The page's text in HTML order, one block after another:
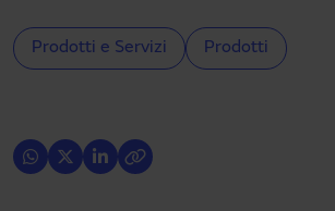
Prodotti e Servizi Prodotti